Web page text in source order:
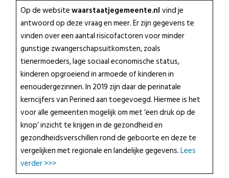
Op de websitewaarstaatjegemeente.nl vind je
antwoord op deze vraag en meer. Er zijn gegevens te
vinden over een aantal risicofactoren voor minder
gunstige zwangerschapsuitkomsten, zoals
tienermoeders, lage sociaal economische status,
kinderen opgroeiend in armoede of kinderen in
eenoudergezinnen. In 2019 zijn daar de perinatale
kerncijfers van Perined aan toegevoegd. Hiermee is het
voor alle gemeenten mogelijk om met ‘een druk op de
knop’ inzicht te krijgen in de gezondheid en
gezondheidsverschillen rond de geboorte en deze te
vergelijken met regionale en landelijke gegevens.Lees
verder >>>